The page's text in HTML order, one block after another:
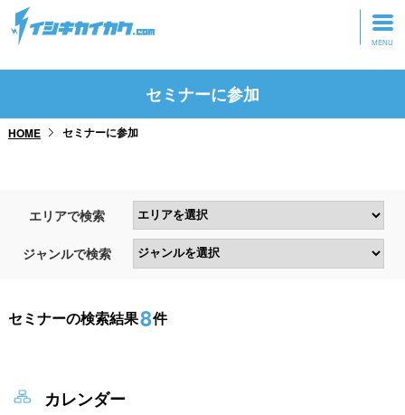
トップページ
研修・ツアーに参加
セミナーに参加
HOME セミナーに参加
エリアで検索
ジャンルで検索
セミナーの検索結果8件
カレンダー